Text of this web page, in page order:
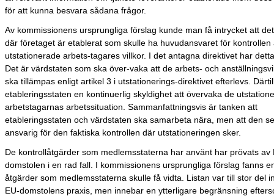
för att kunna besvara sådana frågor.
Av kommissionens ursprungliga förslag kunde man få intrycket att
där företaget är etablerat som skulle ha huvudansvaret för kontrollen
utstationerade arbets-tagares villkor. I det antagna direktivet har
Det är värdstaten som ska över-vaka att de arbets- och
ska tillämpas enligt artikel 3 i utstationerings-direktivet efterlevs.
etableringsstaten en kontinuerlig skyldighet att övervaka de
arbetstagarnas arbetssituation. Sammanfattningsvis är tanken att
etableringsstaten och värdstaten ska samarbeta nära, men att den
ansvarig för den faktiska kontrollen där utstationeringen sker.
De kontrollåtgärder som medlemsstaterna har använt har prövats av
domstolen i en rad fall. I kommissionens ursprungliga förslag fanns
åtgärder som medlemsstaterna skulle få vidta. Listan var till stor del
EU-domstolens praxis, men innebar en ytterligare begränsning